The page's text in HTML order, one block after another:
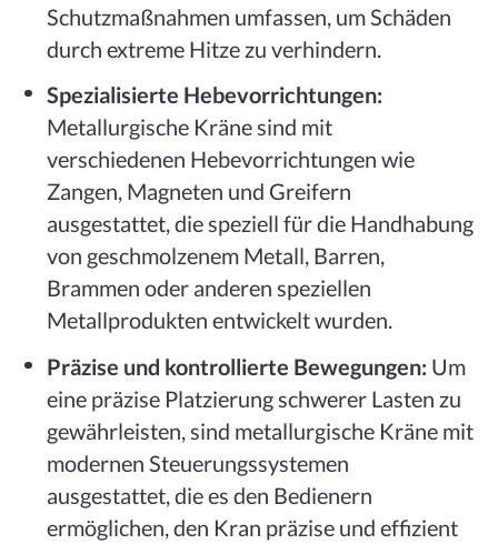
Schutzmaßnahmen umfassen, um Schäden
durch extreme Hitze zu verhindern.
Spezialisierte Hebevorrichtungen:
Metallurgische Kräne sind mit
verschiedenen Hebevorrichtungen wie
Zangen, Magneten und Greifern
ausgestattet, die speziell für die Handhabung
von geschmolzenem Metall, Barren,
Brammen oder anderen speziellen
Metallprodukten entwickelt wurden.
Präzise und kontrollierte Bewegungen: Um
eine präzise Platzierung schwerer Lasten zu
gewährleisten, sind metallurgische Kräne mit
modernen Steuerungssystemen
ausgestattet, die es den Bedienern
ermöglichen, den Kran präzise und effizient